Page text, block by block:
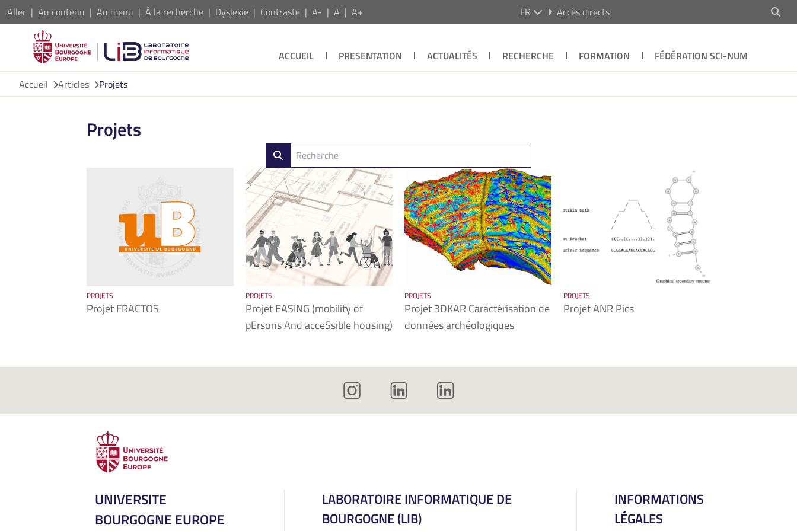
Aller Au contenu Au menu À la recherche Dyslexie Contraste A- A A+ FR Accès directs
ACCUEIL PRESENTATION ACTUALITÉS RECHERCHE FORMATION
FÉDÉRATION SCI-NUM
Accueil
Articles Projets
Projets
PROJETS
Projet FRACTOS
PROJETS
Projet EASING (mobility of
pErsons And acceSsible housing)
PROJETS
Projet 3DKAR Caractérisation de
données archéologiques
PROJETS
Projet ANR Pics
UNIVERSITE
BOURGOGNE EUROPE
LABORATOIRE INFORMATIQUE DE
BOURGOGNE (LIB)
INFORMATIONS
LÉGALES